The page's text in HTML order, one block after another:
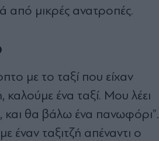
από μικρές ανατροπές.
με το ταξί που είχαν
ένα ταξί. Μου λέει
και θα βάλω ένα πανωφόρι”.
έναν ταξιτζή απέναντι ο